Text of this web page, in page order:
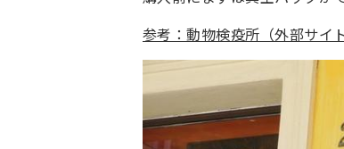
参考：動物検疫所（外部サイ